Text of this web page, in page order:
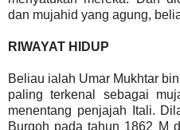
dan mujahid yang agung,
RIWAYAT HIDUP
Beliau ialah Umar Mukhtar
paling terkenal sebagai
menentang penjajah Itali.
Burqoh pada tahun 1862 M